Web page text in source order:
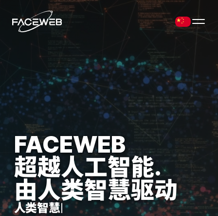
FACEWEB
超越人工智能.
由人类智慧驱动
人类智慧